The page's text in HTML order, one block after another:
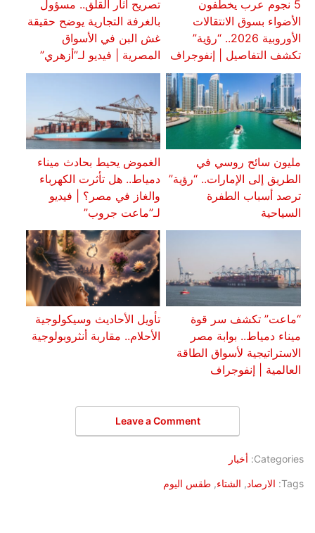
5 نجوم عرب يخطفون
الأضواء بسوق الانتقالات
الأوروبية 2026.. “رؤية”
تكشف التفاصيل | إنفوجراف
تصريح أثار القلق.. مسؤول
بالغرفة التجارية يوضح حقيقة
غش البن في الأسواق
المصرية | فيديو لـ”أزهري”
مليون سائح روسي في
الطريق إلى الإمارات.. “رؤية”
ترصد أسباب الطفرة
السياحية
الغموض يحيط بحادث ميناء
دمياط.. هل تأثرت الكهرباء
والغاز في مصر؟ | فيديو
لـ”ماعت جروب”
“ماعت” تكشف سر قوة
ميناء دمياط.. بوابة مصر
الاستراتيجية لأسواق الطاقة
العالمية | إنفوجراف
تأويل الأحاديث وسيكولوجية
الأحلام.. مقاربة أنثروبولوجية
Leave a Comment
Categories: أخبار
Tags: الارصاد, الشتاء, طقس اليوم